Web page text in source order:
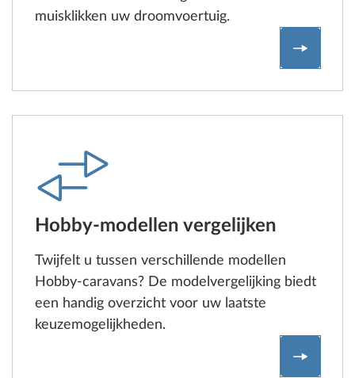
muisklikken uw droomvoertuig.
Hobby-modellen vergelijken
Twijfelt u tussen verschillende modellen
Hobby-caravans? De modelvergelijking biedt
een handig overzicht voor uw laatste
keuzemogelijkheden.